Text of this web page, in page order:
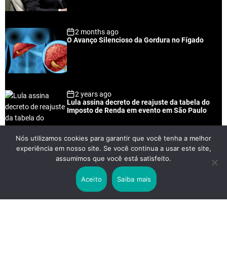
r
2 months ago
O Avanço Silencioso da Gordura no Fígado
2 years ago
Lula assina decreto de reajuste da tabela do
Imposto de Renda em evento em São Paulo
2 years ago
Lei Rouanet e Petrobras financiam evento em
que Lula pediu votos para Boulos
Nós utilizamos cookies para garantir que você tenha a melhor
experiência em nosso site. Se você continua a usar este site,
assumimos que você está satisfeito.
Aceito Saiba mais